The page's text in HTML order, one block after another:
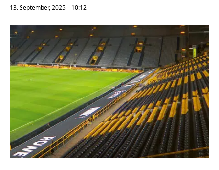
13. September, 2025 – 10:12